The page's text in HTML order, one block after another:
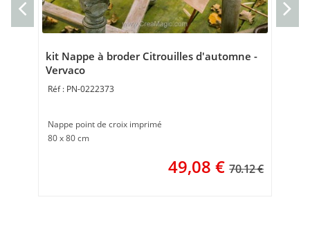
kit Nappe à broder Citrouilles d'automne -
Vervaco
PN-0222373
Nappe point de croix imprimé
80 x 80 cm
49,08 € 70.12 €